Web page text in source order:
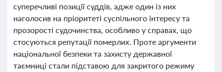
суперечливі позиції суддів, адже один із них
наголосив на пріоритеті суспільного інтересу та
прозорості судочинства, особливо у справах, що
стосуються репутації померлих. Проте аргументи
національної безпеки та захисту державної
таємниці стали підставою для закритого режиму